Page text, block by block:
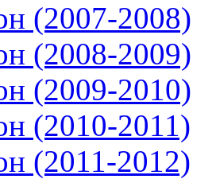
(2007-2008)
(2008-2009)
(2009-2010)
(2010-2011)
(2011-2012)